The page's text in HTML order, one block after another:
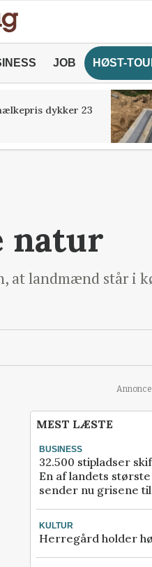
JOB HØST-
dykker 23
natur
at landmænd står i
Annonce
MEST LÆSTE
BUSINESS
32.500 stipladser
En af landets
sender nu grisene
KULTUR
Herregård holder